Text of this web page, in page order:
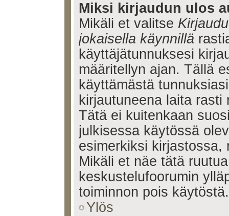
Miksi kirjaudun ulos
Mikäli et valitse
jokaisella käynnillä
käyttäjätunnuksesi
määritellyn ajan. Tällä
käyttämästä
kirjautuneena laita
Tätä ei kuitenkaan
julkisessa käytössä
esimerkiksi
Mikäli et näe tätä
keskustelufoorumin
toiminnon pois käytöstä.
Ylös